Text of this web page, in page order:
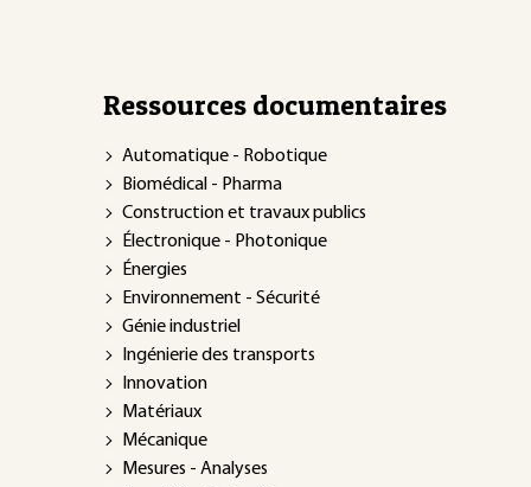
Ressources documentaires
Automatique - Robotique
Biomédical - Pharma
Construction et travaux publics
Électronique - Photonique
Énergies
Environnement - Sécurité
Génie industriel
Ingénierie des transports
Innovation
Matériaux
Mécanique
Mesures - Analyses